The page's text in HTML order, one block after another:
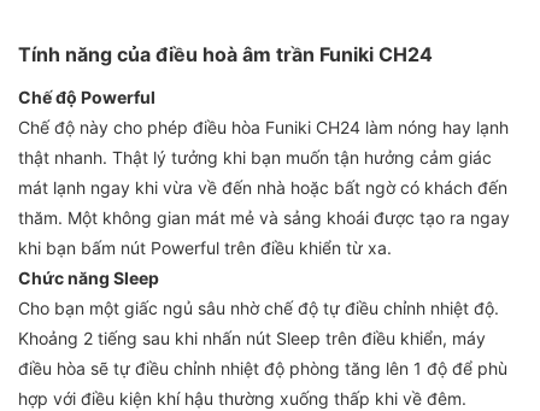
Tính năng của điều hoà âm trần Funiki CH24
Chế độ Powerful
Chế độ này cho phép điều hòa Funiki CH24 làm nóng hay lạnh
thật nhanh. Thật lý tưởng khi bạn muốn tận hưởng cảm giác
mát lạnh ngay khi vừa về đến nhà hoặc bất ngờ có khách đến
thăm. Một không gian mát mẻ và sảng khoái được tạo ra ngay
khi bạn bấm nút Powerful trên điều khiển từ xa.
Chức năng Sleep
Cho bạn một giấc ngủ sâu nhờ chế độ tự điều chỉnh nhiệt độ.
Khoảng 2 tiếng sau khi nhấn nút Sleep trên điều khiển, máy
điều hòa sẽ tự điều chỉnh nhiệt độ phòng tăng lên 1 độ để phù
hợp với điều kiện khí hậu thường xuống thấp khi về đêm.